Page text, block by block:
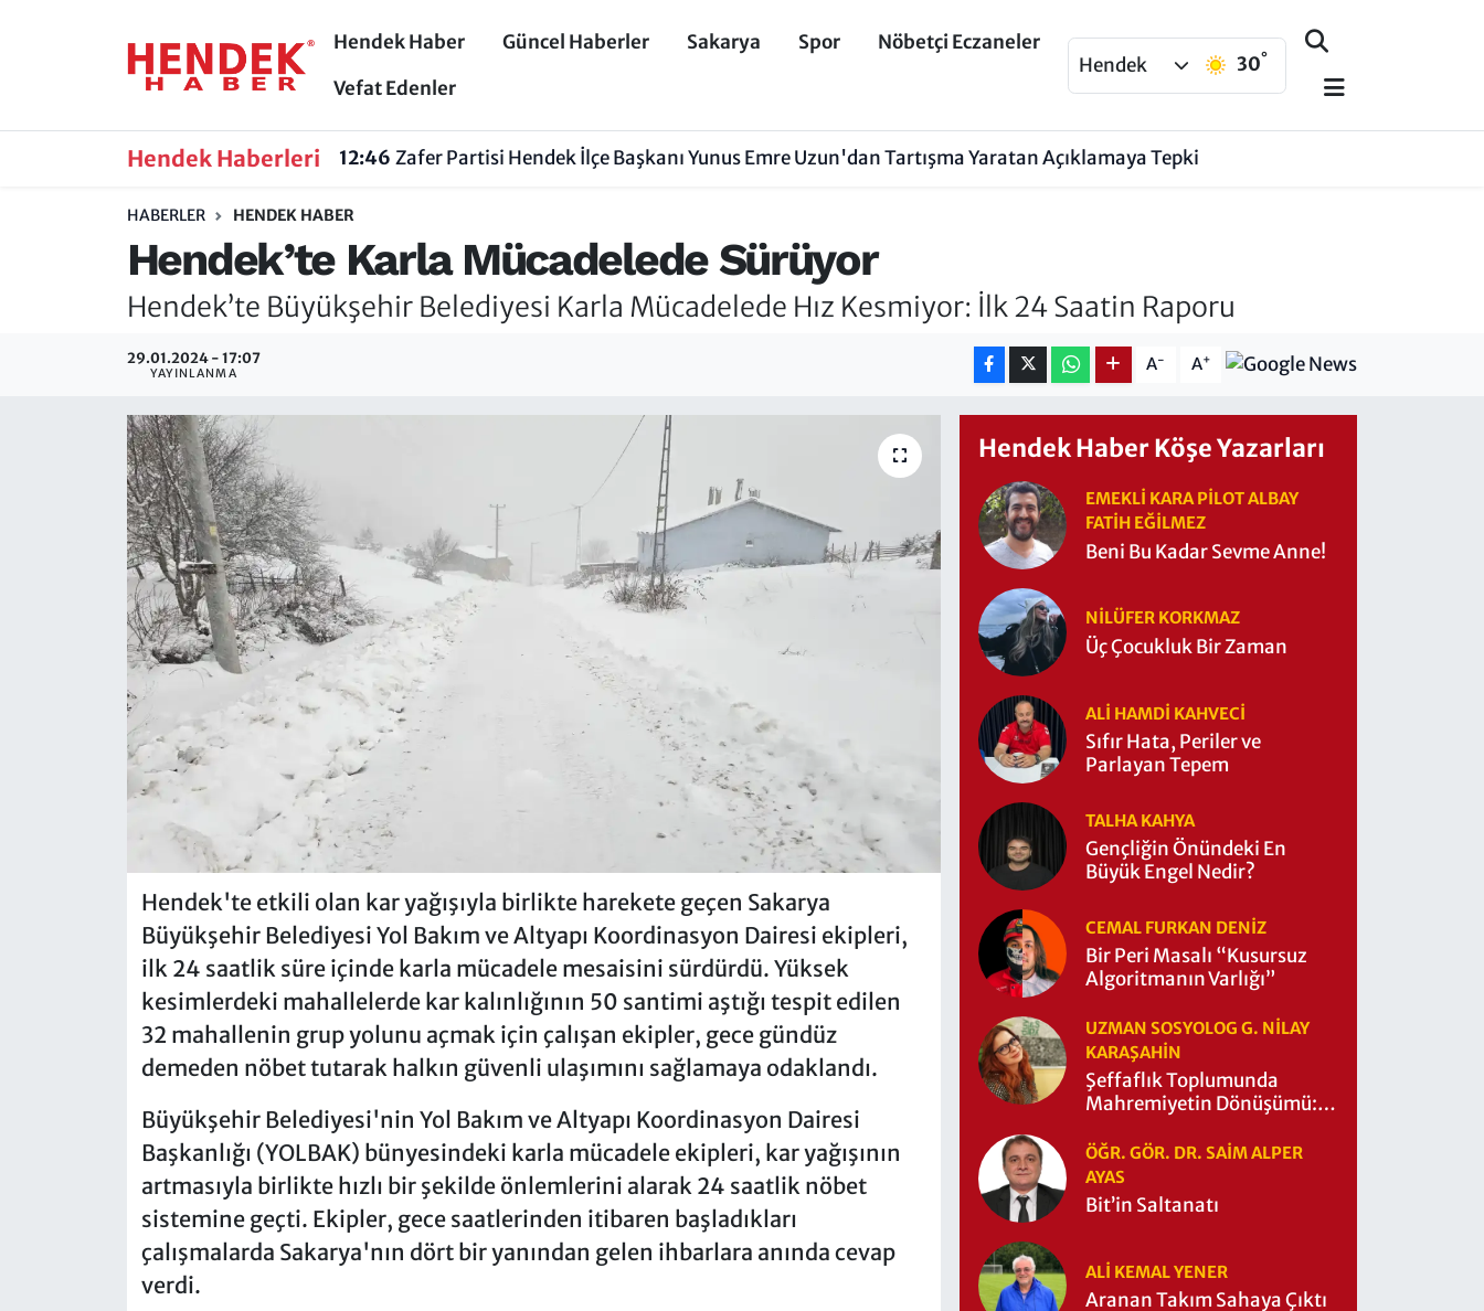
Hendek Haber Güncel Haberler Sakarya Spor
Nöbetçi Eczaneler
Vefat Edenler
Hendek 30°
Hendek Haberleri 12:46 Zafer Partisi Hendek İlçe Başkanı Yunus Emre Uzun'dan Tartışma Yaratan Açıklamaya Tepki
HABERLER HENDEK HABER
Hendek’te Karla Mücadelede Sürüyor
Hendek’te Büyükşehir Belediyesi Karla Mücadelede Hız Kesmiyor: İlk 24 Saatin Raporu
29.01.2024 - 17:07
YAYINLANMA A- A+
Hendek'te etkili olan kar yağışıyla birlikte harekete geçen Sakarya
Büyükşehir Belediyesi Yol Bakım ve Altyapı Koordinasyon Dairesi ekipleri,
ilk 24 saatlik süre içinde karla mücadele mesaisini sürdürdü. Yüksek
kesimlerdeki mahallelerde kar kalınlığının 50 santimi aştığı tespit edilen
32 mahallenin grup yolunu açmak için çalışan ekipler, gece gündüz
demeden nöbet tutarak halkın güvenli ulaşımını sağlamaya odaklandı.
Büyükşehir Belediyesi'nin Yol Bakım ve Altyapı Koordinasyon Dairesi
Başkanlığı (YOLBAK) bünyesindeki karla mücadele ekipleri, kar yağışının
artmasıyla birlikte hızlı bir şekilde önlemlerini alarak 24 saatlik nöbet
sistemine geçti. Ekipler, gece saatlerinden itibaren başladıkları
çalışmalarda Sakarya'nın dört bir yanından gelen ihbarlara anında cevap
verdi.
Hendek Haber Köşe Yazarları
EMEKLI KARA PILOT ALBAY
FATIH EĞİLMEZ
Beni Bu Kadar Sevme Anne!
NILÜFER KORKMAZ
Üç Çocukluk Bir Zaman
ALI HAMDI KAHVECİ
Sıfır Hata, Periler ve
Parlayan Tepem
TALHA KAHYA
Gençliğin Önündeki En
Büyük Engel Nedir?
CEMAL FURKAN DENİZ
Bir Peri Masalı “Kusursuz
Algoritmanın Varlığı”
UZMAN SOSYOLOG G. NILAY
KARAŞAHİN
Şeffaflık Toplumunda
Mahremiyetin Dönüşümü:
Zaman Yıkıldı?
ÖĞR. GÖR. DR. SAIM ALPER
AYAS
Bit’in Saltanatı
ALI KEMAL YENER
Aranan Takım Sahaya Çıktı
Hendek Haber
Nöbetçi Eczaneler
Vefat Edenler
Hendek Haber
Sakarya
Hakkında
Hendek Haber Reklam Servisi
İletişim
Sakarya Nöbetçi Eczaneler
Süper Lig Puan Durumu ve Fikstür
Tüm Manşetler
Son Dakika Haberleri
Haber Arşivi